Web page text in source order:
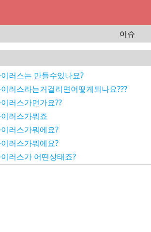
이슈
러스는 만들수있나요?
러스라는거걸리면어떻게되나요???
러스가먼가요??
러스가뭐죠
러스가뭐에요?
러스가뭐에요?
러스가 어떤상태죠?